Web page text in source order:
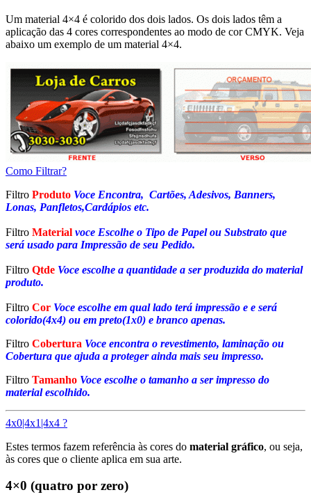
Um material 4×4 é colorido dos dois lados. Os dois lados têm a
aplicação das 4 cores correspondentes ao modo de cor CMYK. Veja
abaixo um exemplo de um material 4×4.
Como Filtrar?
Filtro Produto Voce Encontra, Cartões, Adesivos, Banners,
Lonas, Panfletos,Cardápios etc.
Filtro Material voce Escolhe o Tipo de Papel ou Substrato que
será usado para Impressão de seu Pedido.
Filtro Qtde Voce escolhe a quantidade a ser produzida do material
produto.
Filtro Cor Voce escolhe em qual lado terá impressão e e será
colorido(4x4) ou em preto(1x0) e branco apenas.
Filtro Cobertura Voce encontra o revestimento, laminação ou
Cobertura que ajuda a proteger ainda mais seu impresso.
Filtro Tamanho Voce escolhe o tamanho a ser impresso do
material escolhido.
4x0|4x1|4x4 ?
Estes termos fazem referência às cores do material gráfico, ou seja,
às cores que o cliente aplica em sua arte.
4×0 (quatro por zero)